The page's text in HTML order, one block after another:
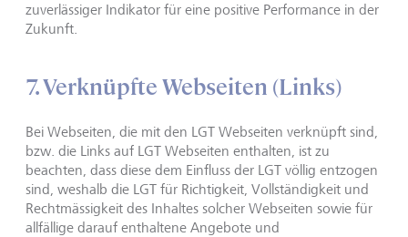
zuverlässiger Indikator für eine positive Performance in der
Zukunft.
7. Verknüpfte Webseiten (Links)
Bei Webseiten, die mit den LGT Webseiten verknüpft sind,
bzw. die Links auf LGT Webseiten enthalten, ist zu
beachten, dass diese dem Einfluss der LGT völlig entzogen
sind, weshalb die LGT für Richtigkeit, Vollständigkeit und
Rechtmässigkeit des Inhaltes solcher Webseiten sowie für
allfällige darauf enthaltene Angebote und